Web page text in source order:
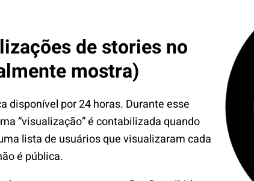
de stories no
mostra)
disponível por 24 horas. Durante esse
“visualização” é contabilizada quando
lista de usuários que visualizaram cada
é pública.